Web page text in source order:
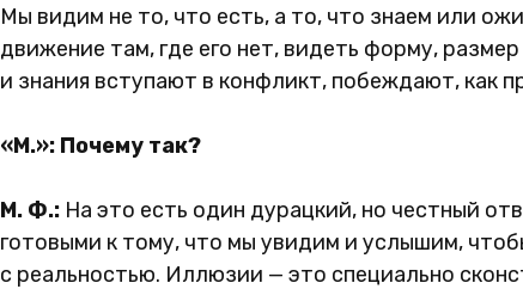
Мы видим не то, что есть, а то, что знаем или
движение там, где его нет, видеть форму,
и знания вступают в конфликт, побеждают, как
«М.»: Почему так?
М. Ф.: На это есть один дурацкий, но честный
готовыми к тому, что мы увидим и услышим,
с реальностью. Иллюзии — это специально